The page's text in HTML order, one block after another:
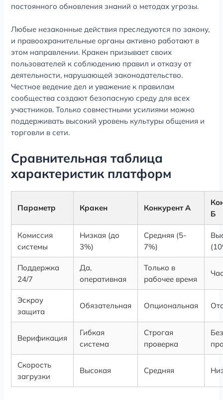
постоянного обновления знаний о методах угрозы.
Любые незаконные действия преследуются по закону,
и правоохранительные органы активно работают в
этом направлении. Кракен призывает своих
пользователей к соблюдению правил и отказу от
деятельности, нарушающей законодательство.
Честное ведение дел и уважение к правилам
сообщества создают безопасную среду для всех
участников. Только совместными усилиями можно
поддерживать высокий уровень культуры общения и
торговли в сети.
Сравнительная таблица
характеристик платформ
Параметр Кракен Конкурент А
Б
Комиссия
системы
Низкая (до
3%)
Средняя (5-
7%)
Поддержка
24/7
Да,
оперативная
Только в
рабочее время
Эскроу
защита
Обязательная Опциональная
Верификация
Гибкая
система
Строгая
проверка
Скорость
загрузки
Высокая Средняя